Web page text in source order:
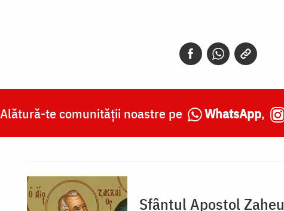
Alătură-te comunității noastre pe WhatsApp,
Sfântul Apostol Zaheu